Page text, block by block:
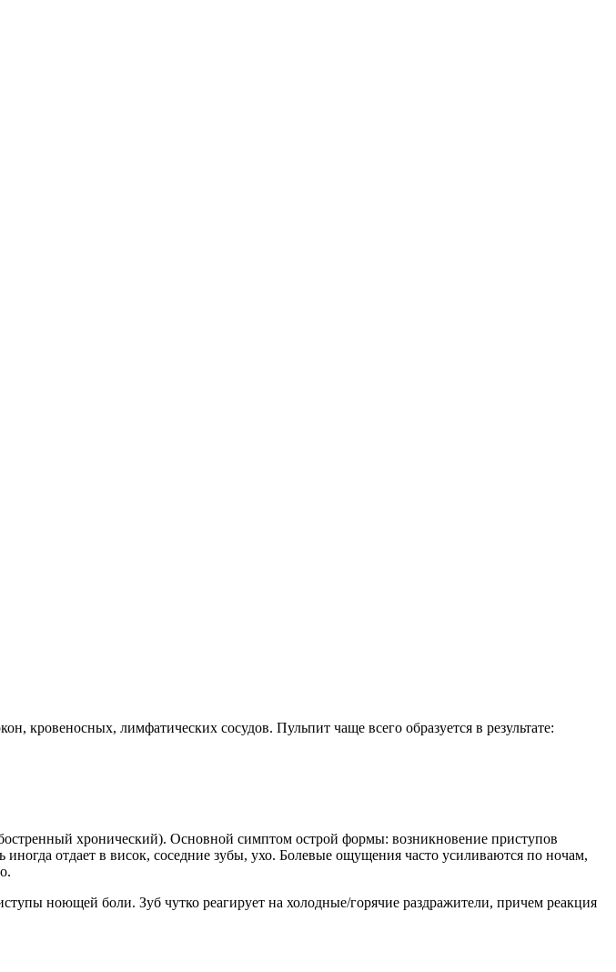
кровеносных, лимфатических сосудов. Пульпит чаще всего образуется в результате:
хронический). Основной симптом острой формы: возникновение приступов
отдает в висок, соседние зубы, ухо. Болевые ощущения часто усиливаются по ночам,
ноющей боли. Зуб чутко реагирует на холодные/горячие раздражители, причем реакция